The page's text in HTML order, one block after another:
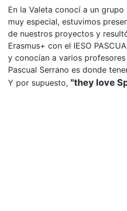
En la Valeta conocí a un
muy especial, estuvimos
de nuestros proyectos y
Erasmus+ con el IESO
y conocían a varios
Pascual Serrano es donde
Y por supuesto, "they love